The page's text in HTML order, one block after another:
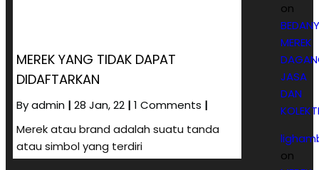
MEREK YANG TIDAK DAPAT
DIDAFTARKAN
Byadmin | 28 Jan, 22 | 1 Comments |
Merek atau brand adalah suatu tanda
atau simbol yang terdiri
on
MEREK
JASA
DAN
on